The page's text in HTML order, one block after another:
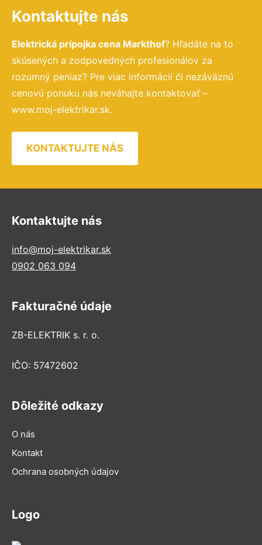
Kontaktujte nás
Elektrická prípojka cena Markthof? Hľadáte na to
skúsených a zodpovedných profesionálov za
rozumný peniaz? Pre viac informácií či nezáväznú
cenovú ponuku nás neváhajte kontaktovať –
www.moj-elektrikar.sk.
KONTAKTUJTE NÁS
Kontaktujte nás
info@moj-elektrikar.sk
0902 063 094
Fakturačné údaje
ZB-ELEKTRIK s. r. o.
IČO: 57472602
Dôležité odkazy
O nás
Kontakt
Ochrana osobných údajov
Logo